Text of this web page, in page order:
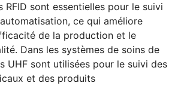
RFID sont essentielles pour le suivi
ce qui améliore
de la production et le
Dans les systèmes de soins de
UHF sont utilisées pour le suivi des
et des produits